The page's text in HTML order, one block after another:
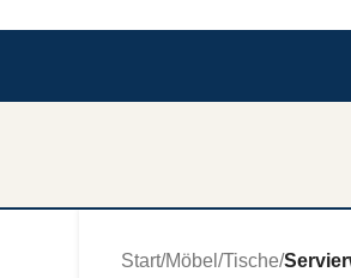
Start/Möbel /Tische/